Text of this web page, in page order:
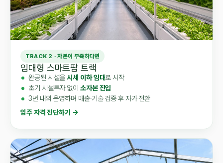
TRACK 2 · 자본이 부족하다면
임대형 스마트팜 트랙
완공된 시설을시세 이하 임대로 시작
초기 시설투자 없이 소자본 진입
3년 내외 운영하며 매출·기술 검증 후 자가 전환
입주 자격 진단하기 →